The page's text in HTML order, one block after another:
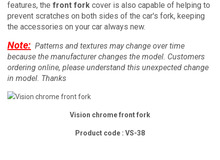
features, the front fork cover is also capable of helping to
prevent scratches on both sides of the car's fork, keeping
the accessories on your car always new.
Note: Patterns and textures may change over time
because the manufacturer changes the model. Customers
ordering online, please understand this unexpected change
in model. Thanks
Vision chrome front fork
Product code : VS-38